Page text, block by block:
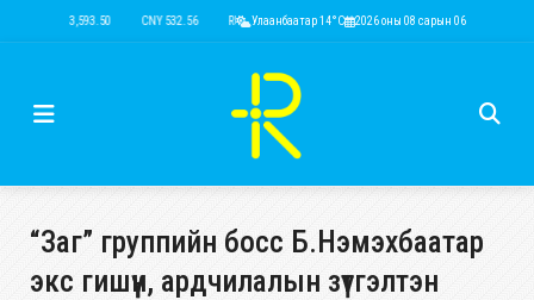
USD 3,593.50 CNY 532.56 RUB 44.52 EUR 4,146.36 KRW 2.52 USD 3,593.50
Улаанбаатар 14°C 2026 оны 08 сарын 06
“Заг” группийн босс Б.Нэмэхбаатар
экс гишүүн, ардчилалын зүтгэлтэн